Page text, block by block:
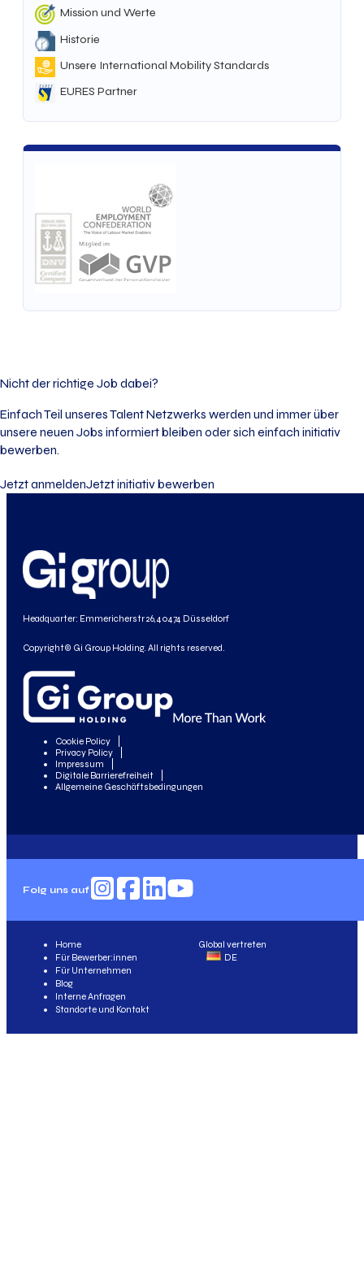
Mission und Werte
Historie
Unsere International Mobility Standards
EURES Partner
Nicht der richtige Job dabei?
Einfach Teil unseres Talent Netzwerks werden und immer über
unsere neuen Jobs informiert bleiben oder sich einfach initiativ
bewerben.
Jetzt anmeldenJetzt initiativ bewerben
Headquarter: Emmericherstr 26, 40474 Düsseldorf
Copyright© Gi Group Holding. All rights reserved.
Cookie Policy
Privacy Policy
Impressum
Digitale Barrierefreiheit
Allgemeine Geschäftsbedingungen
Folg uns auf
Global vertreten
DE
Home
Für Bewerber:innen
Für Unternehmen
Blog
Interne Anfragen
Standorte und Kontakt